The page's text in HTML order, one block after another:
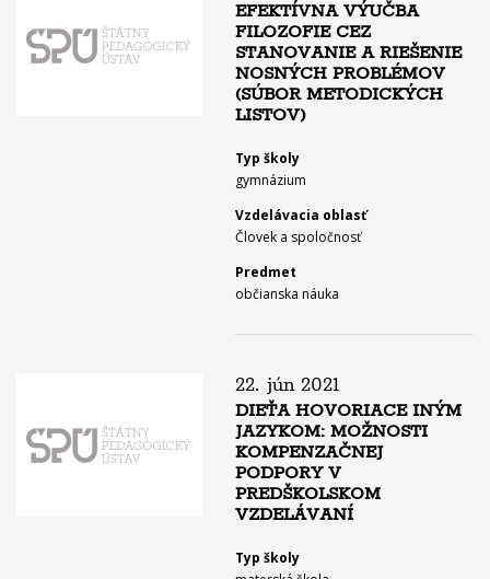
EFEKTÍVNA VÝUČBA
FILOZOFIE CEZ
STANOVANIE A RIEŠENIE
NOSNÝCH PROBLÉMOV
(SÚBOR METODICKÝCH
LISTOV)
Typ školy
gymnázium
Vzdelávacia oblasť
Človek a spoločnosť
Predmet
občianska náuka
22. jún 2021
DIEŤA HOVORIACE INÝM
JAZYKOM: MOŽNOSTI
KOMPENZAČNEJ
PODPORY V
PREDŠKOLSKOM
VZDELÁVANÍ
Typ školy